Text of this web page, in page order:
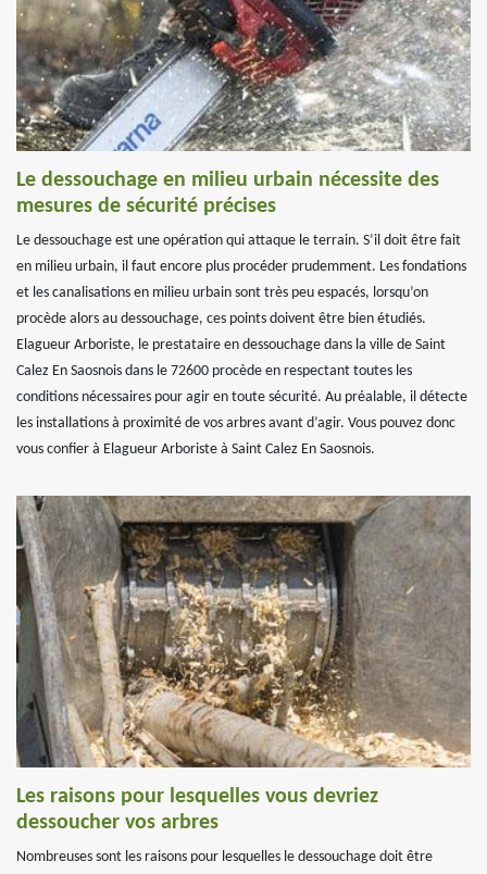
Le dessouchage en milieu urbain nécessite des
mesures de sécurité précises
Le dessouchage est une opération qui attaque le terrain. S’il doit être fait
en milieu urbain, il faut encore plus procéder prudemment. Les fondations
et les canalisations en milieu urbain sont très peu espacés, lorsqu’on
procède alors au dessouchage, ces points doivent être bien étudiés.
Elagueur Arboriste, le prestataire en dessouchage dans la ville de Saint
Calez En Saosnois dans le 72600 procède en respectant toutes les
conditions nécessaires pour agir en toute sécurité. Au préalable, il détecte
les installations à proximité de vos arbres avant d’agir. Vous pouvez donc
vous confier à Elagueur Arboriste à Saint Calez En Saosnois.
Les raisons pour lesquelles vous devriez
dessoucher vos arbres
Nombreuses sont les raisons pour lesquelles le dessouchage doit être